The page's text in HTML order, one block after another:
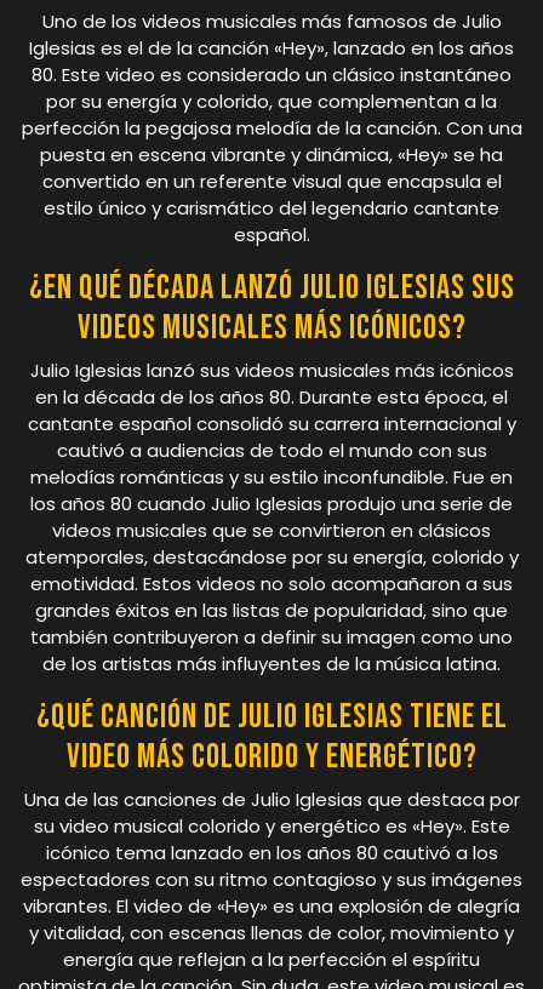
Uno de los videos musicales más famosos de Julio
Iglesias es el de la canción «Hey», lanzado en los años
80. Este video es considerado un clásico instantáneo
por su energía y colorido, que complementan a la
perfección la pegajosa melodía de la canción. Con una
puesta en escena vibrante y dinámica, «Hey» se ha
convertido en un referente visual que encapsula el
estilo único y carismático del legendario cantante
español.
¿En qué década lanzó Julio Iglesias sus
videos musicales más icónicos?
Julio Iglesias lanzó sus videos musicales más icónicos
en la década de los años 80. Durante esta época, el
cantante español consolidó su carrera internacional y
cautivó a audiencias de todo el mundo con sus
melodías románticas y su estilo inconfundible. Fue en
los años 80 cuando Julio Iglesias produjo una serie de
videos musicales que se convirtieron en clásicos
atemporales, destacándose por su energía, colorido y
emotividad. Estos videos no solo acompañaron a sus
grandes éxitos en las listas de popularidad, sino que
también contribuyeron a definir su imagen como uno
de los artistas más influyentes de la música latina.
¿Qué canción de Julio Iglesias tiene el
video más colorido y energético?
Una de las canciones de Julio Iglesias que destaca por
su video musical colorido y energético es «Hey». Este
icónico tema lanzado en los años 80 cautivó a los
espectadores con su ritmo contagioso y sus imágenes
vibrantes. El video de «Hey» es una explosión de alegría
y vitalidad, con escenas llenas de color, movimiento y
energía que reflejan a la perfección el espíritu